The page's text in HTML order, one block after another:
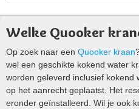
Welke Quooker
Op zoek naar een Quooker kraan
wel een geschikte kokend water
worden geleverd inclusief kokend
op het aanrecht geplaatst. Het
eronder geïnstalleerd. Wil je ook